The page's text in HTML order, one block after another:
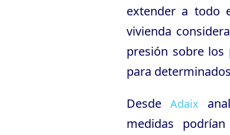
extender a todo
vivienda
presión sobre los
para
Desde Adaix
medidas